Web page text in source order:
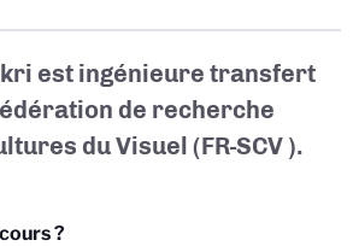
est ingénieure transfert
de recherche
du Visuel (FR-SCV ).
?